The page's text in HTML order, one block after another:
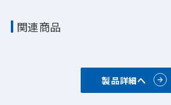
関連商品
製品詳細へ